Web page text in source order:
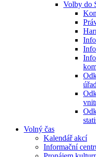
Volby do
Volný čas
Kalendář akcí
Informační